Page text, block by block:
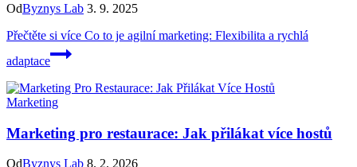
OdByznys Lab 3. 9. 2025
Přečtěte si více Co to je agilní marketing: Flexibilita a rychlá
adaptace
Marketing
Marketing pro restaurace: Jak přilákat více hostů
OdByznys Lab 8. 2. 2026